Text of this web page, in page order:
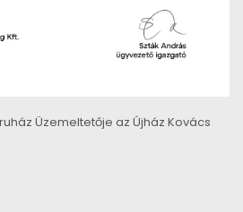
Üzemeltetője az Újház Kovács